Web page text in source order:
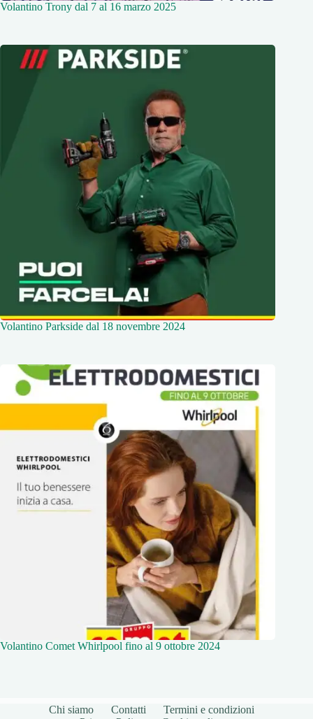
Volantino Trony dal 7 al 16 marzo 2025
Volantino Parkside dal 18 novembre 2024
Volantino Comet Whirlpool fino al 9 ottobre 2024
Chi siamo Contatti
Termini e condizioni